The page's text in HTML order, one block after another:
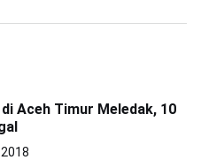
Aceh Timur Meledak, 10